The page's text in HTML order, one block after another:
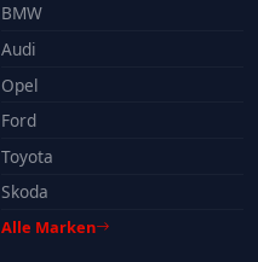
BMW
Audi
Opel
Ford
Toyota
Skoda
Alle Marken